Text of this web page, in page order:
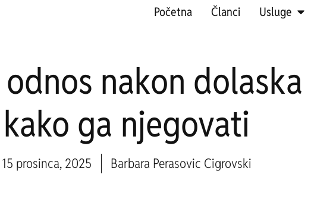
Početna Članci Usluge
nakon
kako ga njegovati
15 prosinca, 2025 Barbara Perasovic Cigrovski